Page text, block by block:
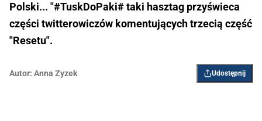
Polski... "#TuskDoPaki# taki hasztag przyświeca
części twitterowiczów komentujących trzecią część
"Resetu".
Autor: Anna Zyzek Udostępnij